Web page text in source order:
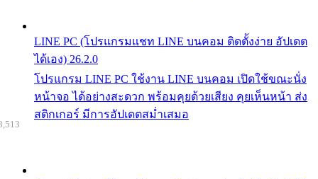
LINE PC (โปรแกรมแชท LINE บนคอม ติดตั้งง่าย อัปเดต
ได้เอง) 26.2.0
โปรแกรม LINE PC ใช้งาน LINE บนคอม เปิดใช้ขณะนั่ง
หน้าจอ ได้อย่างสะดวก พร้อมคุยด้วยเสียง คุยเห็นหน้า ส่ง
สติกเกอร์ มีการอัปเดตสม่ำเสมอ